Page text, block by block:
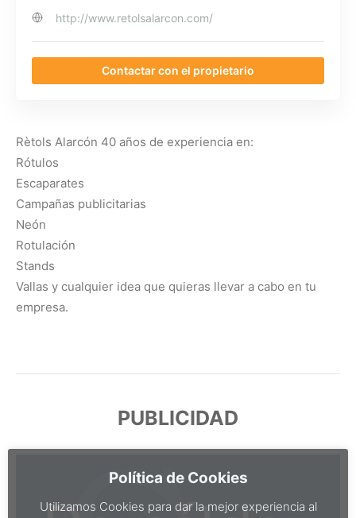
http://www.retolsalarcon.com/
Contactar con el propietario
Rètols Alarcón 40 años de experiencia en:
Rótulos
Escaparates
Campañas publicitarias
Neón
Rotulación
Stands
Vallas y cualquier idea que quieras llevar a cabo en tu
empresa.
PUBLICIDAD
Política de Cookies
Utilizamos Cookies para dar la mejor experiencia al